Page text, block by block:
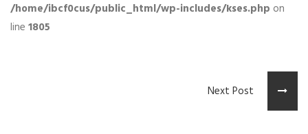
/home/ibcf0cus/public_html/wp-includes/kses.php on
line 1805
Next Post